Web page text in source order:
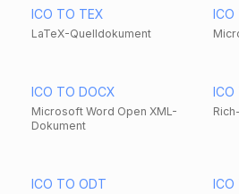
ICO TO TEX
LaTeX-Quelldokument
ICO
ICO TO DOCX
Microsoft Word Open XML-
Dokument
ICO
ICO TO ODT ICO